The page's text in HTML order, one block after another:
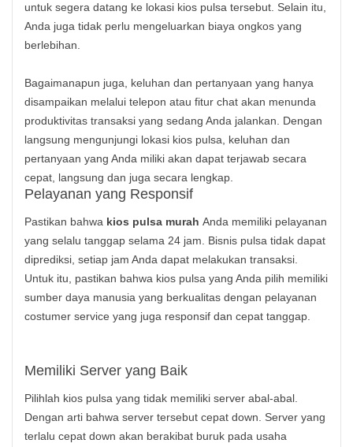
untuk segera datang ke lokasi kios pulsa tersebut. Selain itu,
Anda juga tidak perlu mengeluarkan biaya ongkos yang
berlebihan.
Bagaimanapun juga, keluhan dan pertanyaan yang hanya
disampaikan melalui telepon atau fitur chat akan menunda
produktivitas transaksi yang sedang Anda jalankan. Dengan
langsung mengunjungi lokasi kios pulsa, keluhan dan
pertanyaan yang Anda miliki akan dapat terjawab secara
cepat, langsung dan juga secara lengkap.
Pelayanan yang Responsif
Pastikan bahwa kios pulsa murah Anda memiliki pelayanan
yang selalu tanggap selama 24 jam. Bisnis pulsa tidak dapat
diprediksi, setiap jam Anda dapat melakukan transaksi.
Untuk itu, pastikan bahwa kios pulsa yang Anda pilih memiliki
sumber daya manusia yang berkualitas dengan pelayanan
costumer service yang juga responsif dan cepat tanggap.
Memiliki Server yang Baik
Pilihlah kios pulsa yang tidak memiliki server abal-abal.
Dengan arti bahwa server tersebut cepat down. Server yang
terlalu cepat down akan berakibat buruk pada usaha